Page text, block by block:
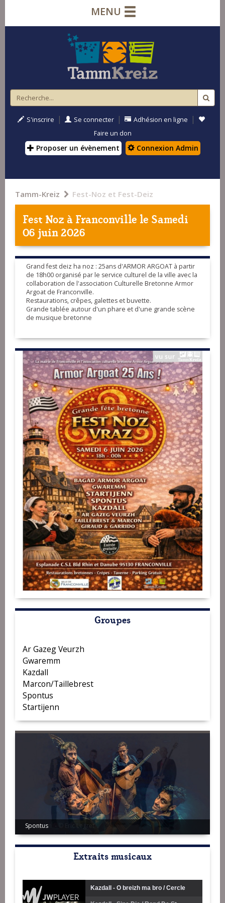
MENU
S'inscrire | Se connecter | Adhésion en ligne |
Faire un don
Proposer un évènement Connexion Admin
Tamm-Kreiz Fest-Noz et Fest-Deiz
Fest Noz àFranconville le Samedi
06 juin 2026
Grand fest deiz ha noz : 25ans d'ARMOR ARGOAT à partir
de 18h00 organisé par le service culturel de la ville avec la
collaboration de l'association Culturelle Bretonne Armor
Argoat de Franconville.
Restaurations, crêpes, galettes et buvette.
Grande tablée autour d'un phare et d'une grande scène
de musique bretonne
Groupes
Ar Gazeg Veurzh
Gwaremm
Kazdall
Marcon/Taillebrest
Spontus
Startijenn
Startijenn - © Eric Legret
Extraits musicaux
Kazdall - O breizh ma bro / Cercle